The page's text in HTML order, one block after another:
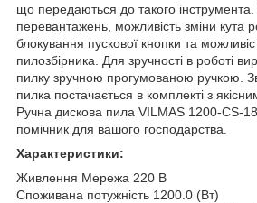
що передаються до такого
перевантажень, можливість зміни кута
блокування пускової кнопки та
пилозбірника. Для зручності в роботі
пилку зручною прогумованою ручкою.
пилка постачається в комплекті з
Ручна дискова пила VILMAS 1200-CS-
помічник для вашого господарства.
Характеристики:
Живлення Мережа 220 В
Споживана потужність 1200.0 (Вт)